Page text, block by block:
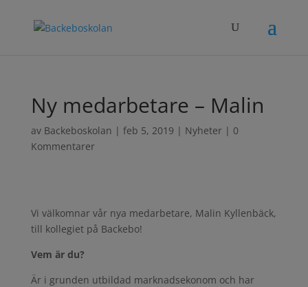
Ny medarbetare – Malin
av Backeboskolan | feb 5, 2019 | Nyheter| 0
Kommentarer
Vi välkomnar vår nya medarbetare, Malin Kyllenbäck,
till kollegiet på Backebo!
Vem är du?
Är i grunden utbildad marknadsekonom och har